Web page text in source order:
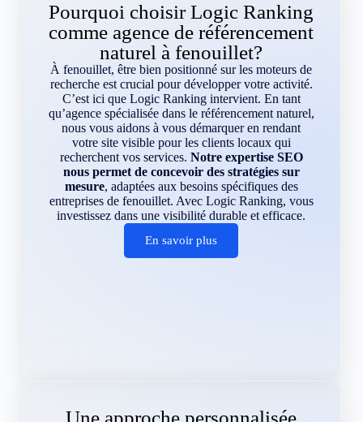
Pourquoi choisir Logic Ranking
comme agence de référencement
naturel à fenouillet?
À fenouillet, être bien positionné sur les moteurs de
recherche est crucial pour développer votre activité.
C’est ici que Logic Ranking intervient. En tant
qu’agence spécialisée dans le référencement naturel,
nous vous aidons à vous démarquer en rendant
votre site visible pour les clients locaux qui
recherchent vos services. Notre expertise SEO
nous permet de concevoir des stratégies sur
mesure, adaptées aux besoins spécifiques des
entreprises de fenouillet. Avec Logic Ranking, vous
investissez dans une visibilité durable et efficace.
En savoir plus